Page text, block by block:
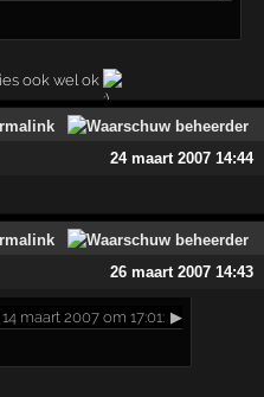
ook wel ok
24 maart 2007 14:44
26 maart 2007 14:43
maart 2007 om 17:01: ▶